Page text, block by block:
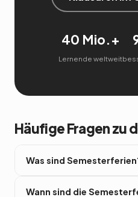
40 Mio.+
Lernende weltweit
Häufige Fragen zu
Was sind
Wann sind die